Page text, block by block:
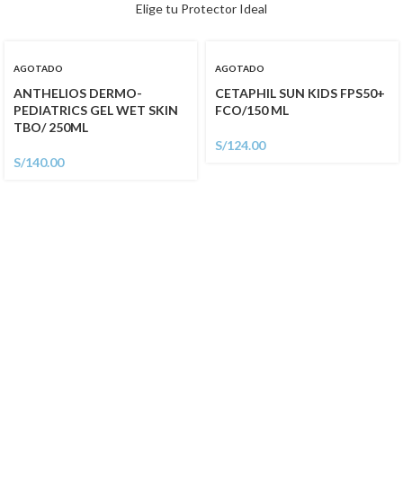
Elige tu Protector Ideal
AGOTADO
ANTHELIOS DERMO-
PEDIATRICS GEL WET SKIN
TBO/ 250ML
S/140.00
AGOTADO
CETAPHIL SUN KIDS FPS50+
FCO/150 ML
S/124.00